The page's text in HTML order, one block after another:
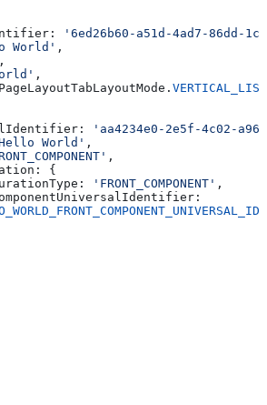
'6ed26b60-a51d-4ad7-86dd-
World' ,
,
,
. VERTICAL_LIST
'aa4234e0-2e5f-4c02-
World' ,
,
{
'FRONT_COMPONENT' ,